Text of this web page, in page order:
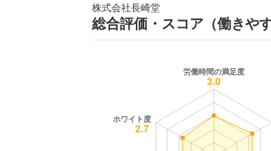
株式会社長崎堂
総合評価・スコア（働きや